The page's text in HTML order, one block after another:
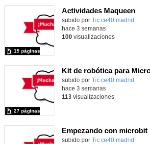
Actividades Maqueen
Contenido educativo.
subido por Tic ce40 madrid
19 páginas
hace 3 semanas
100visualizaciones
Kit de robótica para
Contenido educativo.
subido por Tic ce40 madrid
27 páginas
hace 3 semanas
113visualizaciones
Empezando con microbit
Contenido educativo.
subido por Tic ce40 madrid